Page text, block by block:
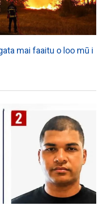
mai faaitu o loo mū i